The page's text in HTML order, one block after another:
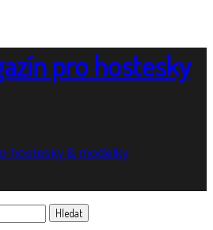
pro hostesky